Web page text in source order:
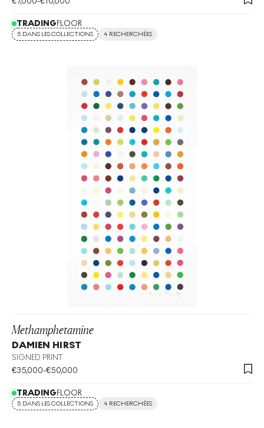
TRADINGFLOOR
5 DANS LES COLLECTIONS 4 RECHERCHÉES
Methamphetamine
DAMIEN HIRST
SIGNED PRINT
€35,000-€50,000
TRADINGFLOOR
5 DANS LES COLLECTIONS 4 RECHERCHÉES